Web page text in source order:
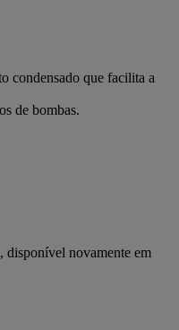
condensado que facilita a
de bombas.
disponível novamente em